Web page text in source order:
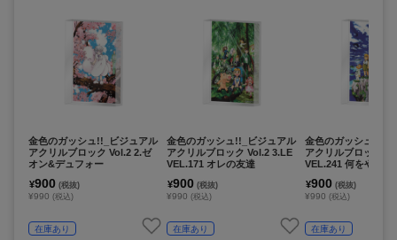
金色のガッシュ!!_ビジュアル
アクリルブロック Vol.2 2.ゼ
オン&デュフォー
¥900 (税抜)
¥990 (税込)
在庫あり
金色のガッシュ!!_ビジュアル
アクリルブロック Vol.2 3.LE
VEL.171 オレの友達
¥900 (税抜)
¥990 (税込)
在庫あり
金色のガッシュ!!_ビ
アクリルブロック
VEL.241 何をやって
¥900 (税抜)
¥990 (税込)
在庫あり